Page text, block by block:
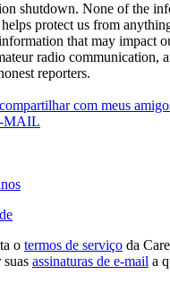
shutdown. None of the
protect us from
that may impact
radio communication,
reporters.
compartilhar com meus
MAIL
o termos de serviço da
assinaturas de e-mail a